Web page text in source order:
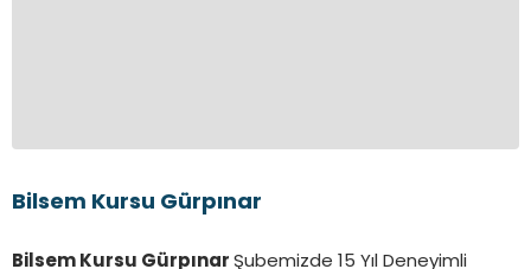
Bilsem Kursu Gürpınar
Bilsem Kursu Gürpınar Şubemizde 15 Yıl Deneyimli